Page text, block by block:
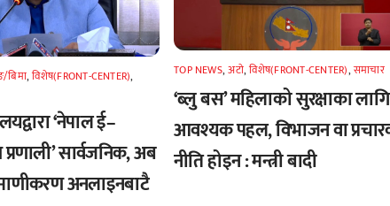
बिमा,विशेष(FRONT-CENTER),
‘नेपाल ई–
सार्वजनिक, अब
अनलाइनबाटै
TOP NEWS,अटाे,विशेष(FRONT-CENTER),समाचार
‘ब्लु बस’ महिलाको सुरक्षाका लागि
आवश्यक पहल, विभाजन वा
नीति होइन : मन्त्री बादी